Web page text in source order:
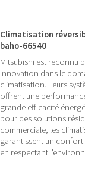
Climatisation
baho-66540
Mitsubishi est reconnu
innovation dans le
climatisation. Leurs
offrent une
grande efficacité
pour des solutions
commerciale, les
garantissent un
en respectant